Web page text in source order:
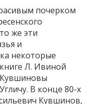
почерком
же эти
и
некоторые
Л. Ивиной
В конце 80-х
Кувшинов,